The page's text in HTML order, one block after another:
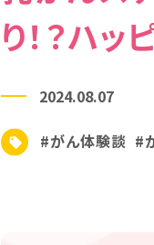
り！？ハ
2024.08.07
#がん体験談 #